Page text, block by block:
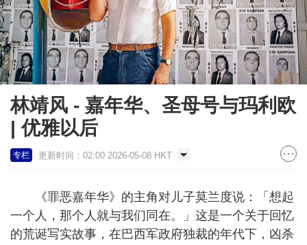
林靖风 - 嘉年华、圣母号与玛利欧
| 优雅以后
专栏 更新时间：02:00 2026-05-08 HKT
《罪恶嘉年华》的主角对儿子莫兰度说：「想起
一个人，那个人就与我们同在。」这是一个关于回忆
的荒诞写实故事，在巴西军政府独裁的年代下，凶杀